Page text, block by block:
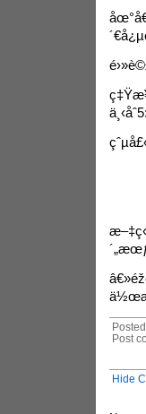
Post
Hide